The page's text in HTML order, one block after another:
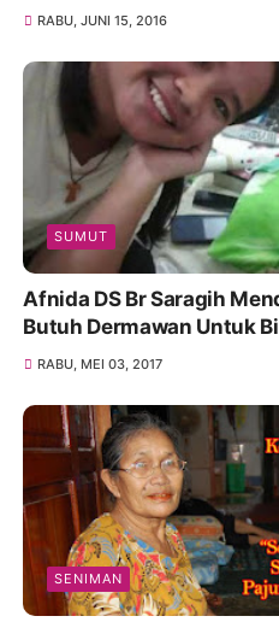
RABU, JUNI 15, 2016
SUMUT
Afnida DS Br Saragih
Butuh Dermawan Untuk
RABU, MEI 03, 2017
SENIMAN